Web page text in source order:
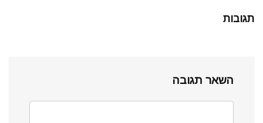
תגובות
השאר תגובה